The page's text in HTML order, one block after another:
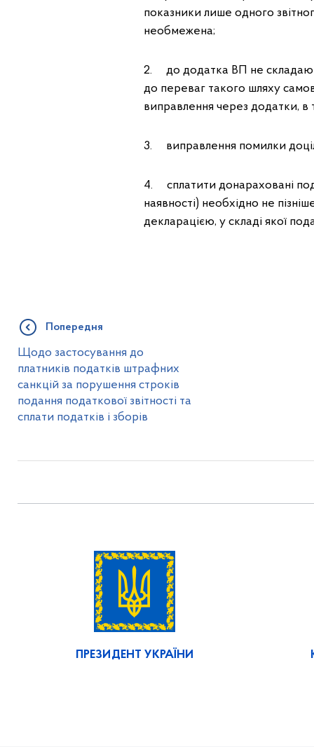
показники лише одного
необмежена;
2. до додатка ВП не
до переваг такого шляху
виправлення через додатки, в
3. виправлення помилки
4. сплатити донараховані
наявності) необхідно не
декларацією, у складі якої
Попередня
Щодо застосування до
платників податків штрафних
санкцій за порушення строків
подання податкової звітності та
сплати податків і зборів
ПРЕЗИДЕНТ УКРАЇНИ